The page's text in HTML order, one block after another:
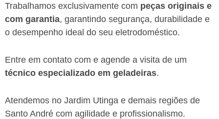
Trabalhamos exclusivamente com peças originais e
com garantia, garantindo segurança, durabilidade e
o desempenho ideal do seu eletrodoméstico.
Entre em contato com e agende a visita de um
técnico especializado em geladeiras.
Atendemos no Jardim Utinga e demais regiões de
Santo André com agilidade e profissionalismo.